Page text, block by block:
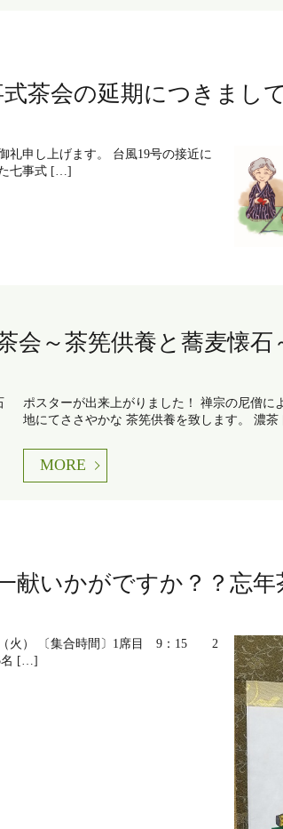
茶会の延期につきまして
礼申し上げます。 台風19号の接近に
七事式 […]
会～茶筅供養と蕎麦懐石
ポスターが出来上がりました！ 禅宗の尼僧に
地にてささやかな 茶筅供養を致します。 濃
MORE
献いかがですか？？忘年
（火） 〔集合時間〕1席目 9：15 2
名 […]